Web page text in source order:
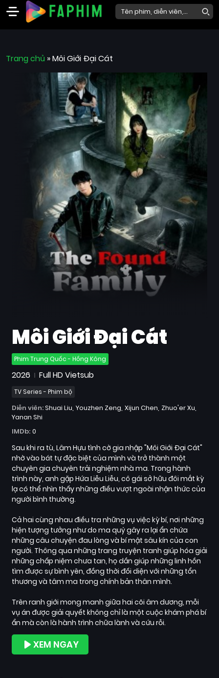
Phim
Trang chủ »Môi Giới Đại Cát
Môi Giới Đại Cát
Phim Trung Quốc - Hồng Kông
2026 Full HD Vietsub
TV Series - Phim bộ
Diễn viên:Shuai Liu Youzhen Zeng Xijun Chen Zhuo'er Xu
Yanan Shi
IMDb: 0
Sau khi ra tù, Lâm Hựu tình cờ gia nhập "Môi Giới Đại Cát"
nhờ vào bát tự đặc biệt của mình và trở thành một
chuyên gia chuyên trải nghiệm nhà ma. Trong hành
trình này, anh gặp Hứa Liễu Liễu, cô gái sở hữu đôi mắt kỳ
lạ có thể nhìn thấy những điều vượt ngoài nhận thức của
người bình thường.
Cả hai cùng nhau điều tra những vụ việc kỳ bí, nơi những
hiện tượng tưởng như do ma quỷ gây ra lại ẩn chứa
những câu chuyện đau lòng và bí mật sâu kín của con
người. Thông qua những trang truyện tranh giúp hóa giải
những chấp niệm chưa tan, họ dần giúp những linh hồn
tìm được sự bình yên, đồng thời đối diện với những tổn
thương và tâm ma trong chính bản thân mình.
Trên ranh giới mong manh giữa hai cõi âm dương, mỗi
vụ án được giải quyết không chỉ là một cuộc khám phá bí
ẩn mà còn là hành trình chữa lành và cứu rỗi.
XEM NGAY